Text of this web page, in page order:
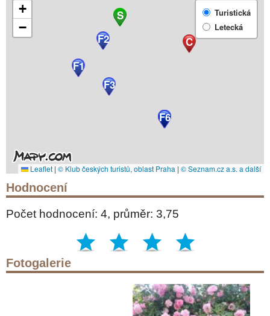
S
C
F1
F2
F3
F4
F5
F6
+
−
Turistická
Letecká
Leaflet | © Klub českých turistů, oblast Praha | © Seznam.cz a.s. a další
Hodnocení
Počet hodnocení: 4, průměr: 3,75
Fotogalerie